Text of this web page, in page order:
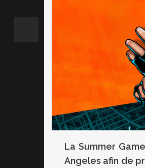
La Summer
Angeles afin de